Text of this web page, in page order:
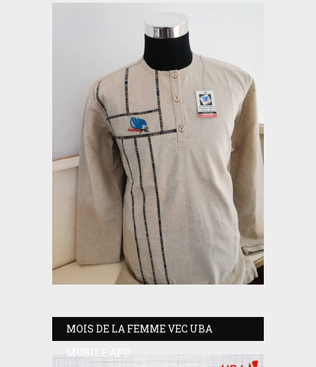
MOIS DE LA FEMME VEC UBA
MOBILE APP